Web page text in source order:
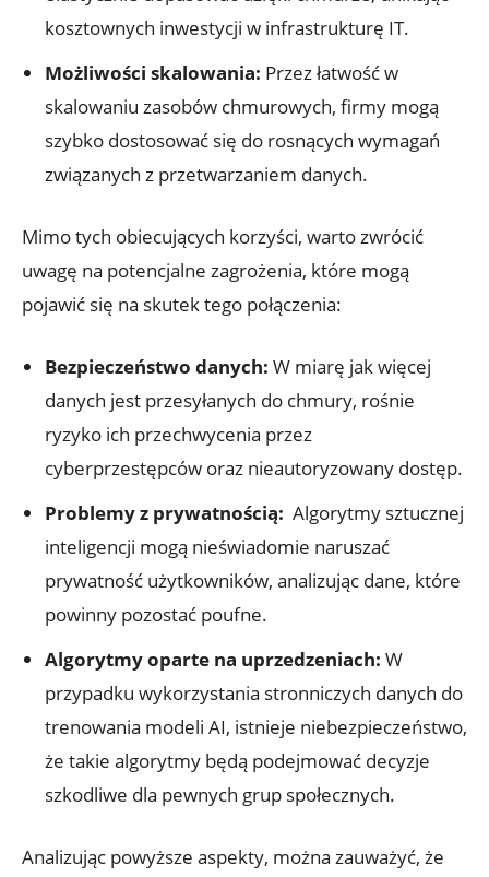
kosztownych inwestycji w infrastrukturę IT.
Możliwości skalowania: Przez łatwość w
skalowaniu zasobów‍ chmurowych, firmy mogą
szybko dostosować się do rosnących wymagań
związanych z przetwarzaniem ⁢danych.
Mimo tych obiecujących korzyści, warto ⁢zwrócić
⁤uwagę na ‍potencjalne zagrożenia, które mogą
⁣pojawić ‌się na⁤ skutek tego połączenia:
Bezpieczeństwo danych: W⁤ miarę jak ‌więcej‌
danych jest przesyłanych ⁣do chmury, rośnie
‌ryzyko ich przechwycenia ‌przez
cyberprzestępców oraz nieautoryzowany dostęp.
Problemy z prywatnością: ⁣ Algorytmy sztucznej
inteligencji​ mogą nieświadomie naruszać
prywatność użytkowników, analizując dane,⁣ które
powinny ​pozostać poufne.
Algorytmy⁤ oparte​ na uprzedzeniach: W
przypadku wykorzystania stronniczych danych do⁤
trenowania​ modeli AI, istnieje niebezpieczeństwo,
że ⁣takie algorytmy będą podejmować decyzje
szkodliwe‍ dla pewnych grup społecznych.
Analizując powyższe aspekty,⁣ można zauważyć,⁤ że